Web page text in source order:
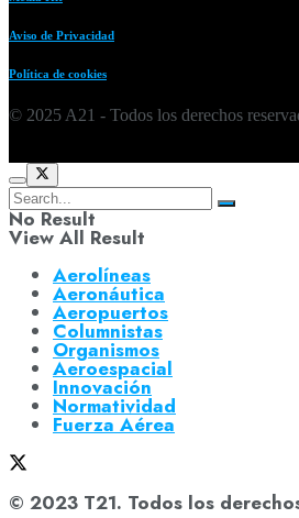
Aviso de Privacidad
Política de cookies
© 2025 A21 - Todos los derechos
No Result
View All Result
Aerolíneas
Aeronáutica
Aeropuertos
Columnistas
Organismos
Aeroespacial
Innovación
Normatividad
Fuerza Aérea
© 2023 T21. Todos los